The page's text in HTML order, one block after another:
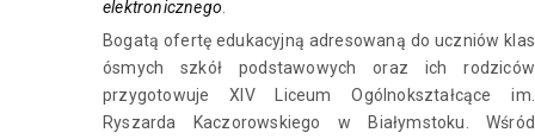
elektronicznego
Bogatą ofertę edukacyjną adresowaną do uczniów klas
ósmych szkół podstawowych oraz ich rodziców
przygotowuje XIV Liceum Ogólnokształcące im.
Ryszarda Kaczorowskiego w Białymstoku. Wśród